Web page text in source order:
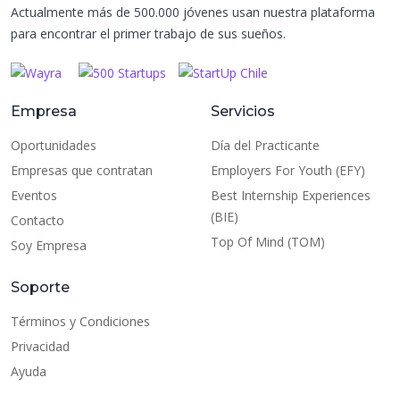
Actualmente más de 500.000 jóvenes usan nuestra plataforma
para encontrar el primer trabajo de sus sueños.
Empresa
Oportunidades
Empresas que contratan
Eventos
Contacto
Soy Empresa
Servicios
Día del Practicante
Employers For Youth (EFY)
Best Internship Experiences
(BIE)
Top Of Mind (TOM)
Soporte
Términos y Condiciones
Privacidad
Ayuda